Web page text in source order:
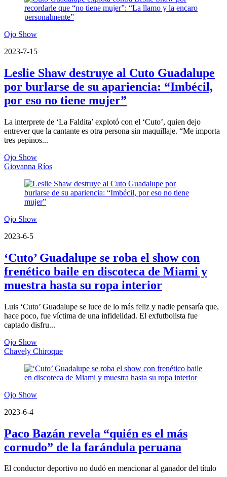
Ojo Show
2023-7-15
Leslie Shaw destruye al Cuto Guadalupe
por burlarse de su apariencia: “Imbécil,
por eso no tiene mujer”
La interprete de ‘La Faldita’ explotó con el ‘Cuto’, quien dejo
entrever que la cantante es otra persona sin maquillaje. “Me importa
tres pepinos...
Ojo Show
Giovanna Ríos
Ojo Show
2023-6-5
‘Cuto’ Guadalupe se roba el show con
frenético baile en discoteca de Miami y
muestra hasta su ropa interior
Luis ‘Cuto’ Guadalupe se luce de lo más feliz y nadie pensaría que,
hace poco, fue víctima de una infidelidad. El exfutbolista fue
captado disfru...
Ojo Show
Chavely Chiroque
Ojo Show
2023-6-4
Paco Bazán revela “quién es el más
cornudo” de la farándula peruana
El conductor deportivo no dudó en mencionar al ganador del título